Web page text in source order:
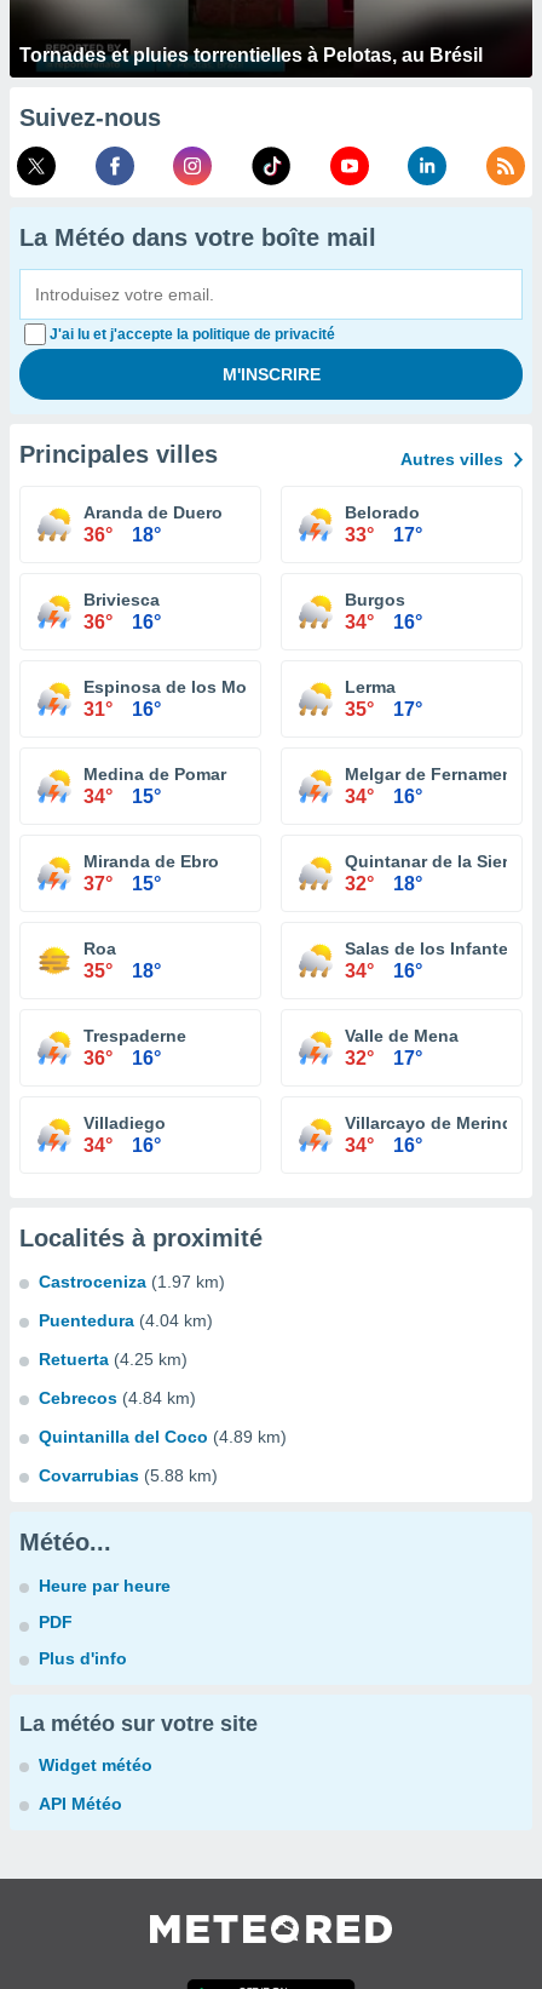
Tornades et pluies torrentielles à Pelotas, au Brésil
Suivez-nous
La Météo dans votre boîte mail
J'ai lu et j'accepte la politique de privacité
Principales villes Autres villes
Aranda de Duero
36° 18°
Belorado
33° 17°
Briviesca
36° 16°
Burgos
34° 16°
Espinosa de los Monteros
31° 16°
Lerma
35° 17°
Medina de Pomar
34° 15°
Melgar de Fernamental
34° 16°
Miranda de Ebro
37° 15°
Quintanar de la Sierra
32° 18°
Roa
35° 18°
Salas de los Infantes
34° 16°
Trespaderne
36° 16°
Valle de Mena
32° 17°
Villadiego
34° 16°
Villarcayo de Merindad
34° 16°
Localités à proximité
Castroceniza (1.97 km)
Puentedura (4.04 km)
Retuerta (4.25 km)
Cebrecos (4.84 km)
Quintanilla del Coco (4.89 km)
Covarrubias (5.88 km)
Météo...
Heure par heure
PDF
Plus d'info
La météo sur votre site
Widget météo
API Météo